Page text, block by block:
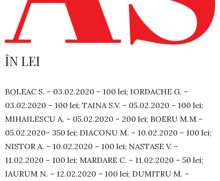
ÎN LEI
BOLEAC S. – 03.02.2020 – 100 lei; IORDACHE G. –
03.02.2020 – 100 lei; TAINA S.V. – 05.02.2020 – 100 lei;
MIHAILESCU A. – 05.02.2020 – 200 lei; BOERU M.M –
05.02.2020– 350 lei; DIACONU M. – 10.02.2020 – 100 lei;
NISTOR A. – 10.02.2020 – 100 lei; NASTASE V. –
11.02.2020 – 100 lei; MARDARE C. – 11.02.2020 – 50 lei;
IAURUM N. – 12.02.2020 – 100 lei; DUMITRU M. –